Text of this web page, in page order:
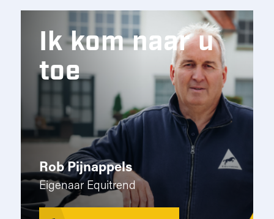
Ik kom naar u
toe
Rob Pijnappels
Eigenaar Equitrend